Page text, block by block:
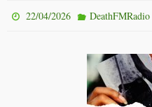
22/04/2026 DeathFMRadio